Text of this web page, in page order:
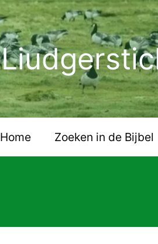
Home Zoeken in de Bijbel